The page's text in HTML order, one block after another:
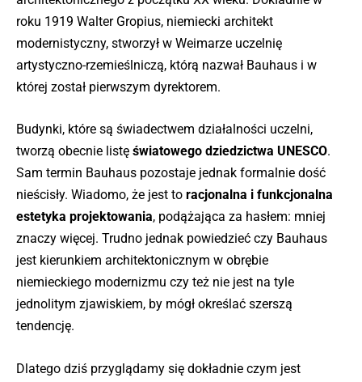
roku 1919 Walter Gropius, niemiecki architekt
modernistyczny, stworzył w Weimarze uczelnię
artystyczno-rzemieślniczą, którą nazwał Bauhaus i w
której został pierwszym dyrektorem.
Budynki, które są świadectwem działalności uczelni,
tworzą obecnie listę światowego dziedzictwa UNESCO.
Sam termin Bauhaus pozostaje jednak formalnie dość
nieścisły. Wiadomo, że jest to racjonalna i funkcjonalna
estetyka projektowania, podążająca za hasłem: mniej
znaczy więcej. Trudno jednak powiedzieć czy Bauhaus
jest kierunkiem architektonicznym w obrębie
niemieckiego modernizmu czy też nie jest na tyle
jednolitym zjawiskiem, by mógł określać szerszą
tendencję.
Dlatego dziś przyglądamy się dokładnie czym jest